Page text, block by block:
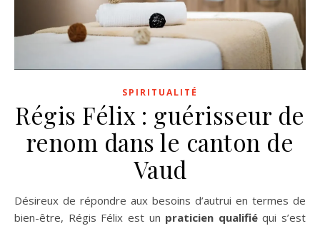
SPIRITUALITÉ
Régis Félix : guérisseur de
renom dans le canton de
Vaud
Désireux de répondre aux besoins d’autrui en termes de
bien-être, Régis Félix est un praticien qualifiéqui s’est